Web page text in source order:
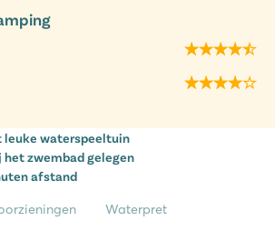
leuke waterspeeltuin
zwembad gelegen
afstand
Waterpret